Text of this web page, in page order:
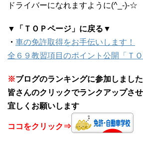
ドライバーになれますように(^_-)-☆
▼「ＴＯＰページ」に戻る▼
・ 車の免許取得をお手伝いします！
全６９教習項目のポイント公開「ＴＯ
※ブログのランキングに参加しました
皆さんのクリックでランクアップさ
宜しくお願いします
ココをクリック⇒